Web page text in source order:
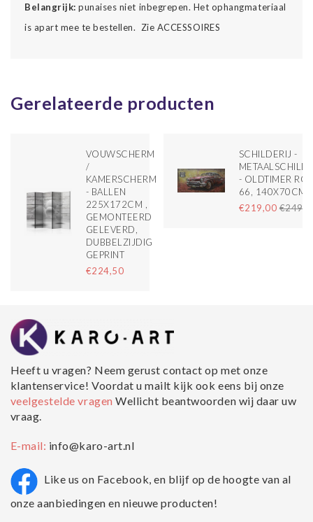
Belangrijk: punaises niet inbegrepen. Het ophangmateriaal
is apart mee te bestellen. Zie ACCESSOIRES
Gerelateerde producten
VOUWSCHERM
/
KAMERSCHERM
- BALLEN
225X172CM ,
GEMONTEERD
GELEVERD,
DUBBELZIJDIG
GEPRINT
€224,50
SCHILDERIJ -
- OLDTIMER
66, 140X70CM
€219,00
Heeft u vragen? Neem gerust contact op met onze
klantenservice! Voordat u mailt kijk ook eens bij onze
veelgestelde vragenWellicht beantwoorden wij daar uw
vraag.
E-mail: info@karo-art.nl
Like us on Facebook, en blijf op de hoogte van al
onze aanbiedingen en nieuwe producten!